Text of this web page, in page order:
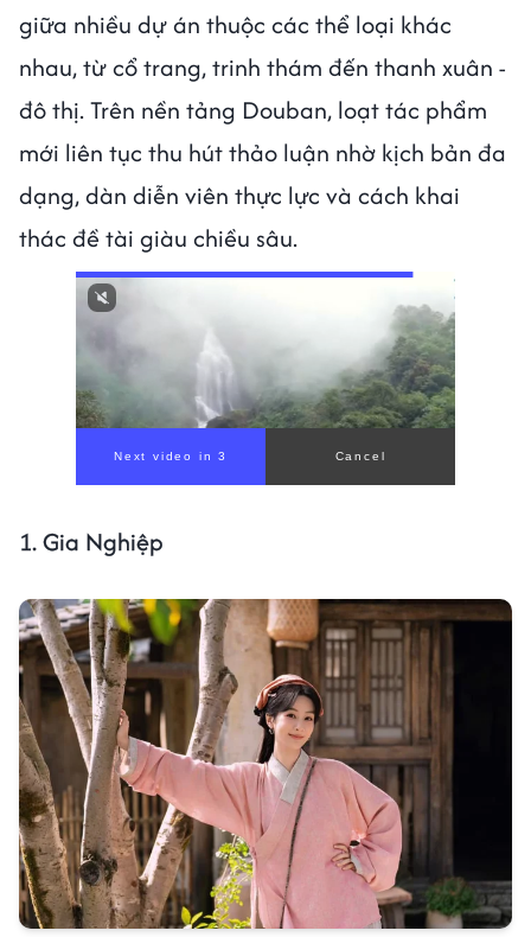
giữa nhiều dự án thuộc các thể loại khác
nhau, từ cổ trang, trinh thám đến thanh xuân -
đô thị. Trên nền tảng Douban, loạt tác phẩm
mới liên tục thu hút thảo luận nhờ kịch bản đa
dạng, dàn diễn viên thực lực và cách khai
thác đề tài giàu chiều sâu.
1. Gia Nghiệp